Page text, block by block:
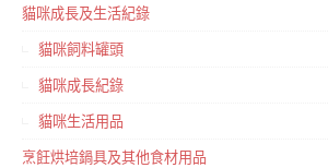
貓咪成長及生活紀錄
貓咪飼料罐頭
貓咪成長紀錄
貓咪生活用品
烹飪烘培鍋具及其他食材用品